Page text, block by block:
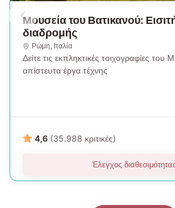
Μουσεία του Βατικανού:
διαδρομής
Ρώμη, Ιταλία
Δείτε τις εκπληκτικές τοιχογραφίες του
απίστευτα έργα τέχνης
4,6 (35.988 κριτικές)
Έλεγχος